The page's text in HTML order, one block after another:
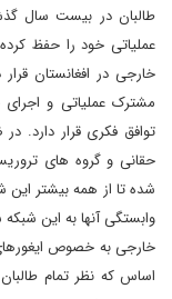
طالبان در بیست سال
عملیاتی خود را حفظ
خارجی در افغانستان
مشترک عملیاتی و
توافق فکری قرار دارد.
حقانی و گروه های
شده تا از همه بیشتر
وابستگی آنها به این
خارجی به خصوص
اساس که نظر تمام